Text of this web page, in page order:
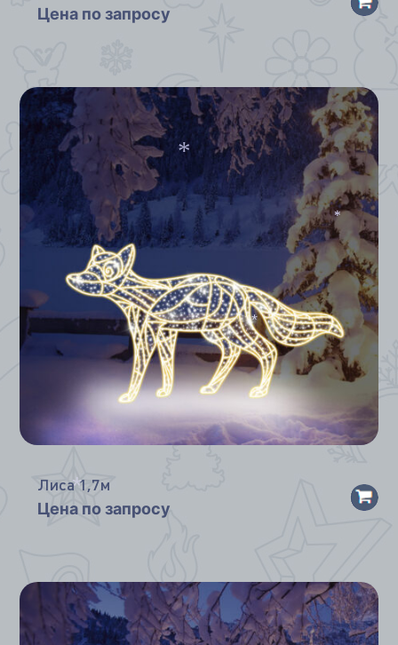
Цена по запросу
Лиса 1,7м
Цена по запросу
*
*
*